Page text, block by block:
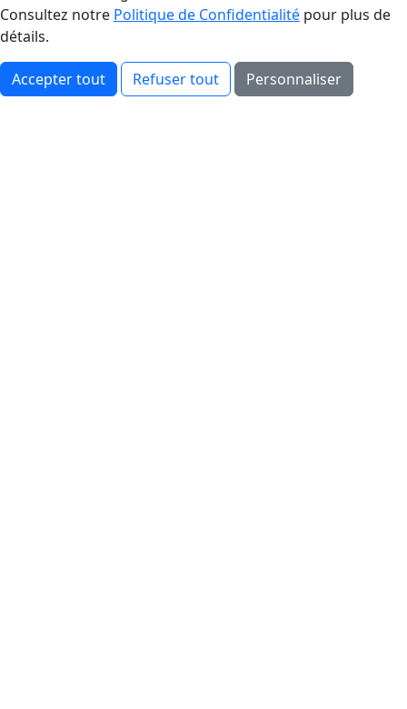
Consultez notre Politique de Confidentialité pour plus de
détails.
Accepter tout Refuser tout Personnaliser